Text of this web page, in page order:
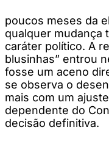
poucos meses da
qualquer mudança
caráter político. A
blusinhas” entrou
fosse um aceno
se observa o
mais com um
dependente do
decisão definitiva.